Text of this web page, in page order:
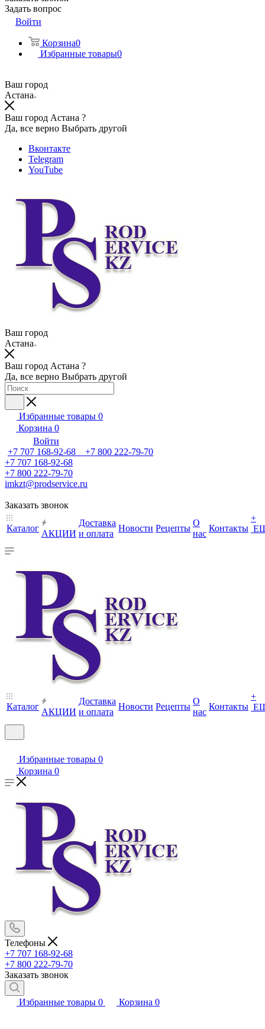
Задать вопрос
Войти
Корзина0
Избранные товары0
Ваш город
Астана
Ваш город Астана ?
Да, все верно Выбрать другой
Вконтакте
Telegram
YouTube
Ваш город
Астана
Ваш город Астана ?
Да, все верно Выбрать другой
Избранные товары 0
Корзина 0
Войти
+7 707 168-92-68 +7 800 222-79-70
+7 707 168-92-68
+7 800 222-79-70
imkzt@prodservice.ru
Заказать звонок
Каталог
АКЦИИ
Доставка
и оплата
Новости Рецепты
О
нас
Контакты
+
Каталог
АКЦИИ
Доставка
и оплата
Новости Рецепты
О
нас
Контакты
+
Избранные товары 0
Корзина 0
Телефоны
+7 707 168-92-68
+7 800 222-79-70
Заказать звонок
Избранные товары 0 Корзина 0